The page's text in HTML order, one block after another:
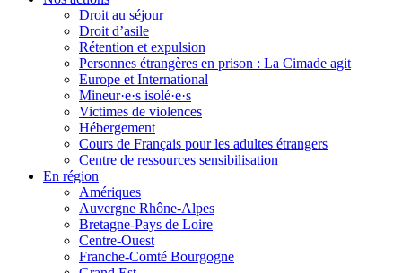
Droit au séjour
Droit d’asile
Rétention et expulsion
Personnes étrangères en prison : La Cimade agit
Europe et International
Mineur·e·s isolé·e·s
Victimes de violences
Hébergement
Cours de Français pour les adultes étrangers
Centre de ressources sensibilisation
En région
Amériques
Auvergne Rhône-Alpes
Bretagne-Pays de Loire
Centre-Ouest
Franche-Comté Bourgogne